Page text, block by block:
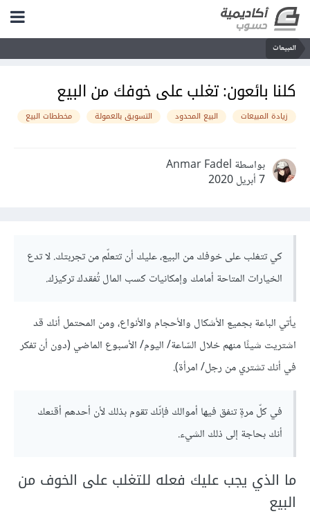
المبيعات
كلنا بائعون: تغلب على خوفك من البيع
زيادة المبيعات البيع المحدود التسويق بالعمولة مخططات البيع
بواسطة Anmar Fadel
7 أبريل 2020
كي تتغلب على خوفك من البيع، عليك أن تتعلّم من تجربتك. لا تدع
الخيارات المتاحة أمامك وإمكانيات كسب المال تُفقدك تركيزك.
يأتي الباعة بجميع الأشكال والأحجام والأنواع، ومن المحتمل أنك قد
اشتريت شيئًا منهم خلال السّاعة/ اليوم/ الأسبوع الماضي (دون أن تفكر
في أنك تشتري من رجل/ امرأة).
في كلّ مرةٍ تنفق فيها أموالك فإنّك تقوم بذلك لأن أحدهم أقنعك
أنك بحاجة إلى ذلك الشيء.
ما الذي يجب عليك فعله للتغلب على الخوف من
البيع